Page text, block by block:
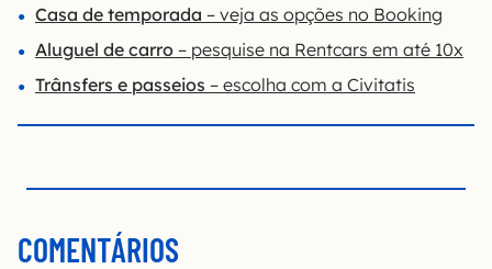
Casa de temporada – veja as opções no Booking
Aluguel de carro – pesquise na Rentcars em até 10x
Trânsfers e passeios – escolha com a Civitatis
COMENTÁRIOS